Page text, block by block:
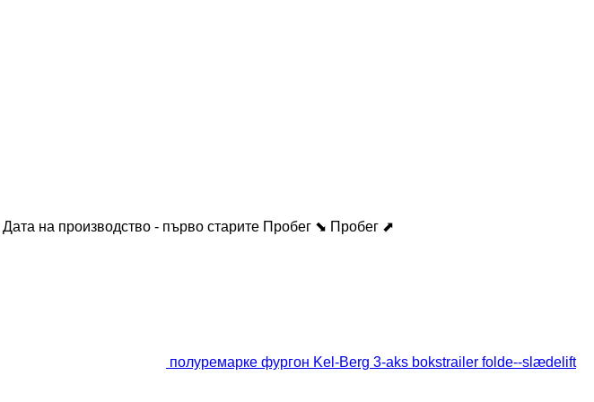
Дата на производство - първо старите Пробег ⬊ Пробег ⬈
полуремарке фургон Kel-Berg 3-aks bokstrailer folde--slædelift